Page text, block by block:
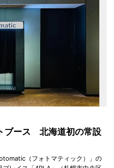
ブース 北海道初の常設
（フォトマティック）」の